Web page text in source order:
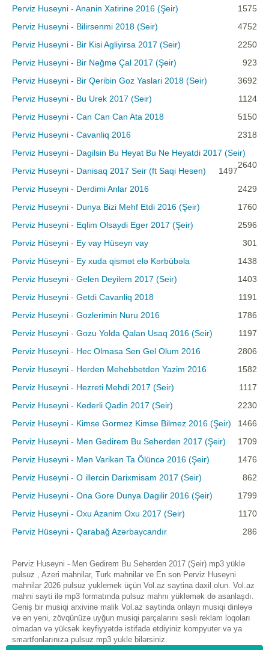
Perviz Huseyni - Ananin Xatirine 2016 (Şeir)
1575
Perviz Huseyni - Bilirsenmi 2018 (Seir)
4752
Perviz Huseyni - Bir Kisi Agliyirsa 2017 (Seir)
2250
Perviz Huseyni - Bir Nəğmə Çal 2017 (Şeir)
923
Perviz Huseyni - Bir Qeribin Goz Yaslari 2018 (Seir)
3692
Perviz Huseyni - Bu Urek 2017 (Seir)
1124
Perviz Huseyni - Can Can Can Ata 2018
5150
Perviz Huseyni - Cavanliq 2016
2318
Perviz Huseyni - Dagilsin Bu Heyat Bu Ne Heyatdi 2017 (Seir)
2640
Perviz Huseyni - Danisaq 2017 Seir (ft Saqi Hesen)
1497
Perviz Huseyni - Derdimi Anlar 2016
2429
Perviz Huseyni - Dunya Bizi Mehf Etdi 2016 (Şeir)
1760
Perviz Huseyni - Eqlim Olsaydi Eger 2017 (Şeir)
2596
Pərviz Hüseyni - Ey vay Hüseyn vay
301
Pərviz Hüseyni - Ey xuda qismət elə Kərbübəla
1438
Perviz Huseyni - Gelen Deyilem 2017 (Seir)
1403
Perviz Huseyni - Getdi Cavanliq 2018
1191
Perviz Huseyni - Gozlerimin Nuru 2016
1786
Perviz Huseyni - Gozu Yolda Qalan Usaq 2016 (Seir)
1197
Perviz Huseyni - Hec Olmasa Sen Gel Olum 2016
2806
Perviz Huseyni - Herden Mehebbetden Yazim 2016
1582
Perviz Huseyni - Hezreti Mehdi 2017 (Seir)
1117
Perviz Huseyni - Kederli Qadin 2017 (Seir)
2230
Perviz Huseyni - Kimse Gormez Kimse Bilmez 2016 (Şeir)
1466
Perviz Huseyni - Men Gedirem Bu Seherden 2017 (Şeir)
1709
Perviz Huseyni - Mən Varikən Ta Ölüncə 2016 (Şeir)
1476
Perviz Huseyni - O illercin Darixmisam 2017 (Seir)
862
Perviz Huseyni - Ona Gore Dunya Dagilir 2016 (Şeir)
1799
Perviz Huseyni - Oxu Azanim Oxu 2017 (Seir)
1170
Pərviz Hüseyni - Qarabağ Azərbaycandır
286
Perviz Huseyni - Men Gedirem Bu Seherden 2017 (Şeir) mp3 yüklə
pulsuz , Azeri mahnilar, Turk mahnilar ve En son Perviz Huseyni
mahnilar 2026 pulsuz yuklemek üçün Vol.az saytina daxil olun. Vol.az
mahni sayti ilə mp3 formatında pulsuz mahnı yükləmək də asanlaşdı.
Geniş bir musiqi arxivinə malik Vol.az saytinda onlayn musiqi dinləyə
və ən yeni, zövqünüzə uyğun musiqi parçalarını səsli reklam loqoları
olmadan və yüksək keyfiyyətdə istifadə etdiyiniz kompyuter və ya
smartfonlarınıza pulsuz mp3 yukle bilərsiniz.